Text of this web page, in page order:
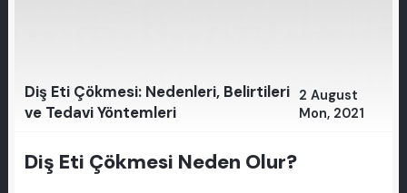
Diş Eti Çökmesi: Nedenleri, Belirtileri
ve Tedavi Yöntemleri
2 August
Mon, 2021
Diş Eti Çökmesi Neden Olur?